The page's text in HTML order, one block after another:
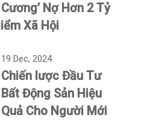
Cương’ Nợ Hơn 2 Tỷ
Xã Hội
19 Dec, 2024
Chiến lược Đầu Tư
Bất Động Sản Hiệu
Quả Cho Người Mới